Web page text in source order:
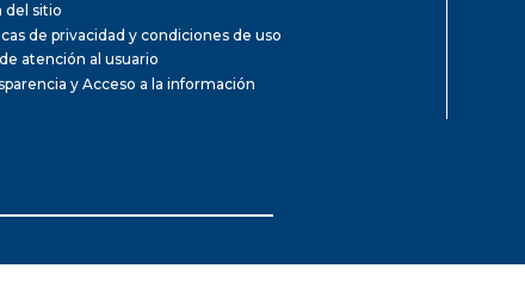
del sitio
de privacidad y condiciones de uso
atención al usuario
y Acceso a la información